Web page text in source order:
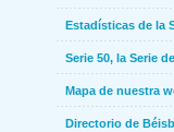
Estadísticas de la
Serie 50, la Serie
Mapa de nuestra
Directorio de